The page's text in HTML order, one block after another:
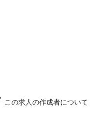
この求人の作成者について